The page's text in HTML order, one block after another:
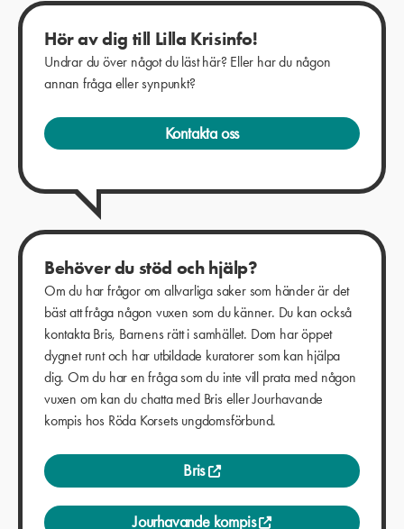
Hör av dig till Lilla Krisinfo!
Undrar du över något du läst här? Eller har du någon
annan fråga eller synpunkt?
Kontakta oss
Behöver du stöd och hjälp?
Om du har frågor om allvarliga saker som händer är det
bäst att fråga någon vuxen som du känner. Du kan också
kontakta Bris, Barnens rätt i samhället. Dom har öppet
dygnet runt och har utbildade kuratorer som kan hjälpa
dig. Om du har en fråga som du inte vill prata med någon
vuxen om kan du chatta med Bris eller Jourhavande
kompis hos Röda Korsets ungdomsförbund.
Bris
Jourhavande kompis